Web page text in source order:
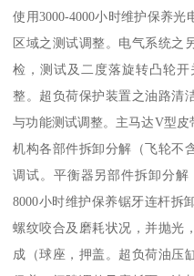
使用3000-4000小时维护保养
区域之测试调整。电气系统之
检，测试及二度落旋转凸轮
整。超负荷保护装置之油路清
与功能测试调整。主马达V型
机构各部件拆卸分解（飞轮不
调试。平衡器另部件拆卸分解
8000小时维护保养锯牙连杆拆
螺纹咬合及磨耗状况，并抛光
成（球座，押盖。超负荷油压